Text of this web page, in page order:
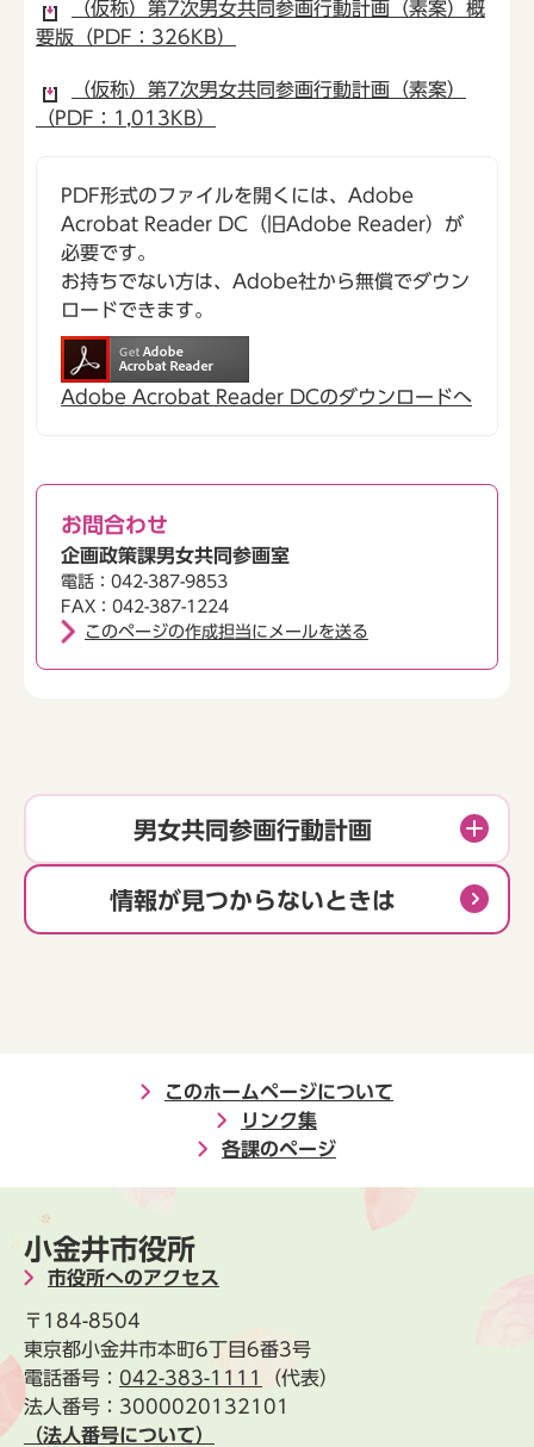
（仮称）第7次男女共同参画行動計画（素案）概
要版（PDF：326KB）
（仮称）第7次男女共同参画行動計画（素案）
（PDF：1,013KB）
PDF形式のファイルを開くには、Adobe
Acrobat Reader DC（旧Adobe Reader）が
必要です。
お持ちでない方は、Adobe社から無償でダウン
ロードできます。
Adobe Acrobat Reader DCのダウンロードへ
お問合わせ
企画政策課男女共同参画室
電話：042-387-9853
FAX：042-387-1224
このページの作成担当にメールを送る
男女共同参画行動計画
情報が見つからないときは
このホームページについて
リンク集
各課のページ
小金井市役所
市役所へのアクセス
〒184-8504
東京都小金井市本町6丁目6番3号
電話番号： 042-383-1111
（代表）
法人番号：3000020132101
（法人番号について）